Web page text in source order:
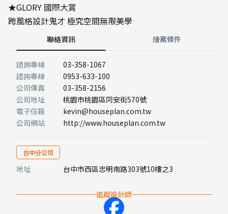
★GLORY 國際大賞
跨風格設計鬼才 極究空間無限美學
聯絡資訊 接案條件
諮詢專線
03-358-1067
諮詢專線
0953-633-100
公司傳真
03-358-2156
公司地址
桃園市桃園區同安街570號
電子信箱
kevin@houseplan.com.tw
公司網站
http://www.houseplan.com.tw
台中分公司
地址 台中市西區忠明南路303號10樓之3
追蹤設計師